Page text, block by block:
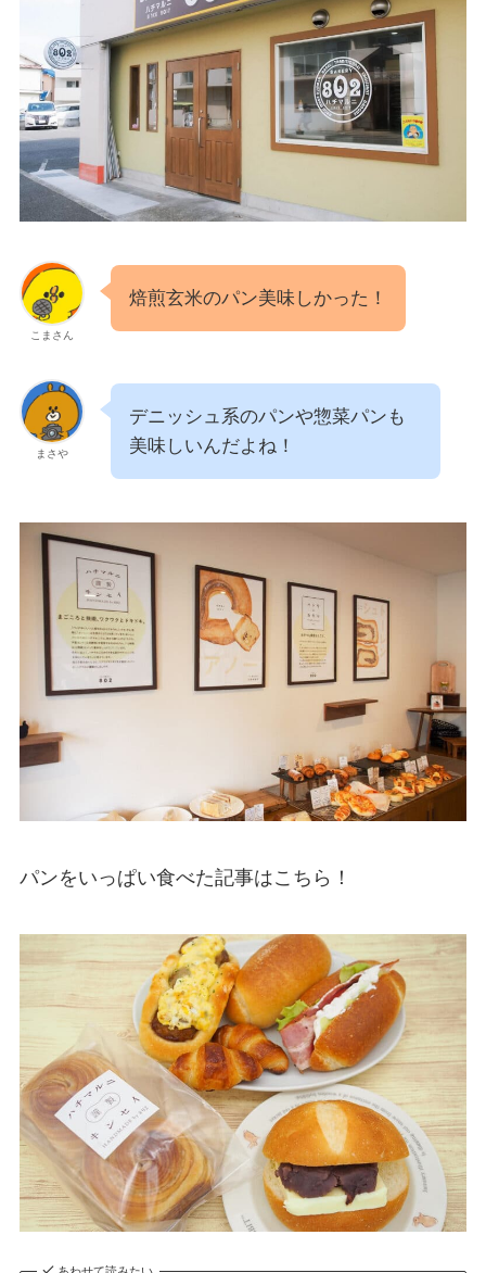
こまさん
焙煎玄米のパン美味しかった！
まさや
デニッシュ系のパンや惣菜パンも
美味しいんだよね！
パンをいっぱい食べた記事はこちら！